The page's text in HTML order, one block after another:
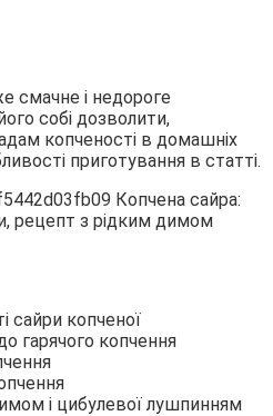
смачне і недороге
собі дозволити,
копченості в домашніх
приготування в статті.
сайри копченої
гарячого копчення
і цибулевої лушпинням